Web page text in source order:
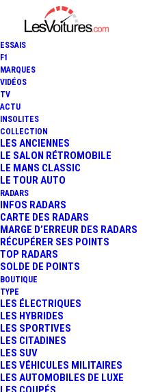
ESSAIS
F1
MARQUES
VIDÉOS
TV
ACTU
INSOLITES
COLLECTION
LES ANCIENNES
LE SALON RÉTROMOBILE
LE MANS CLASSIC
LE TOUR AUTO
RADARS
INFOS RADARS
CARTE DES RADARS
MARGE D’ERREUR DES RADARS
RÉCUPÉRER SES POINTS
TOP RADARS
SOLDE DE POINTS
BOUTIQUE
TYPE
LES ÉLECTRIQUES
LES HYBRIDES
LES SPORTIVES
LES CITADINES
LES SUV
LES VÉHICULES MILITAIRES
LES AUTOMOBILES DE LUXE
RÉUSSIE AU
1 Minutes